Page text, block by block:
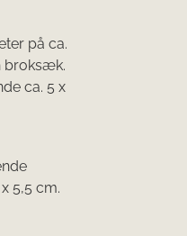
på ca.
broksæk.
ca. 5 x
5,5 cm.